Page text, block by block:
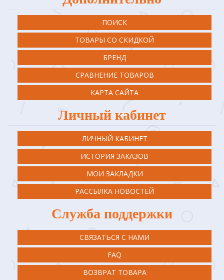
ПОИСК
ТОВАРЫ СО СКИДКОЙ
БРЕНД
СРАВНЕНИЕ ТОВАРОВ
КАРТА САЙТА
Личный кабинет
ЛИЧНЫЙ КАБИНЕТ
ИСТОРИЯ ЗАКАЗОВ
МОИ ЗАКЛАДКИ
РАССЫЛКА НОВОСТЕЙ
Служба поддержки
СВЯЗАТЬСЯ С НАМИ
FAQ
ВОЗВРАТ ТОВАРА